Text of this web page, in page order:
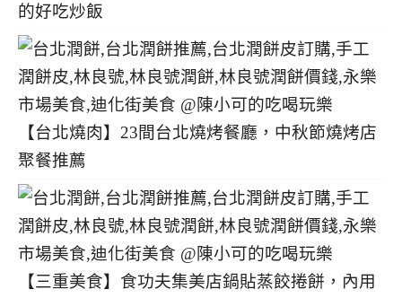
的好吃炒飯
【台北燒肉】23間台北燒烤餐廳，中秋節燒烤店
聚餐推薦
【三重美食】食功夫集美店鍋貼蒸餃捲餅，內用